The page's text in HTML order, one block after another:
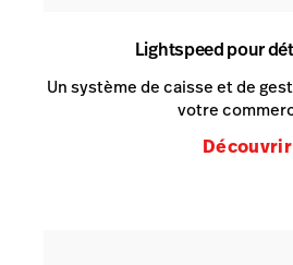
Lightspeed pour
Un système de caisse et de
votre
Découvrir